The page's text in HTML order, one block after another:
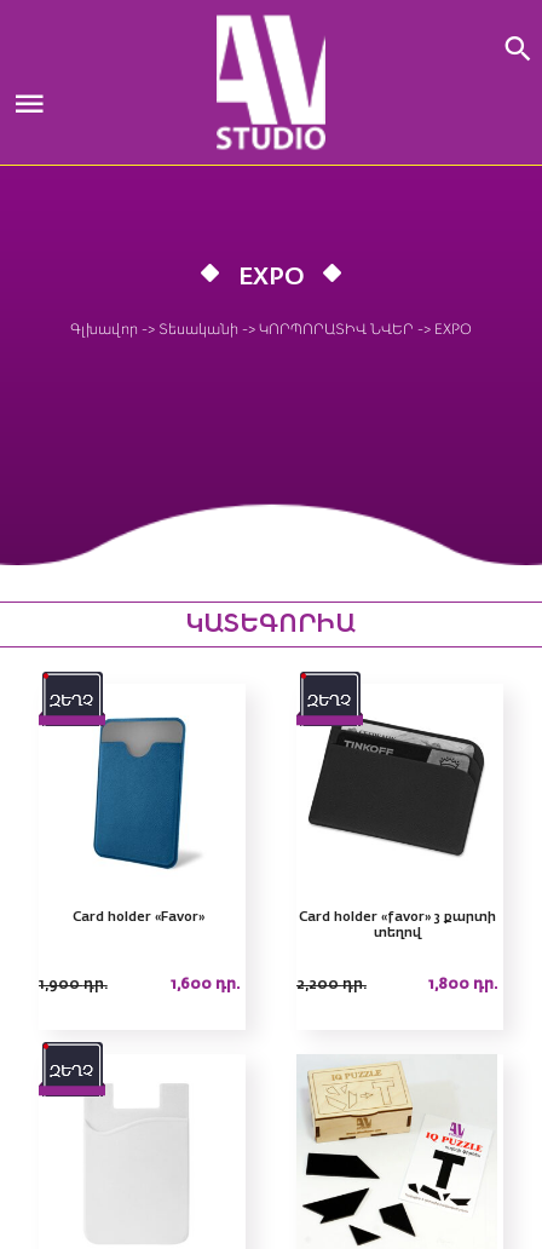
EXPO
Գլխավոր -> Տեսականի -> ԿՈՐՊՈՐԱՏԻՎ ՆՎԵՐ -> EXPO
ԿԱՏԵԳՈՐԻԱ
Card holder «Favor»
1,900դր. 1,600 դր.
Card holder «favor» 3 քարտի
տեղով
2,200դր. 1,800 դր.